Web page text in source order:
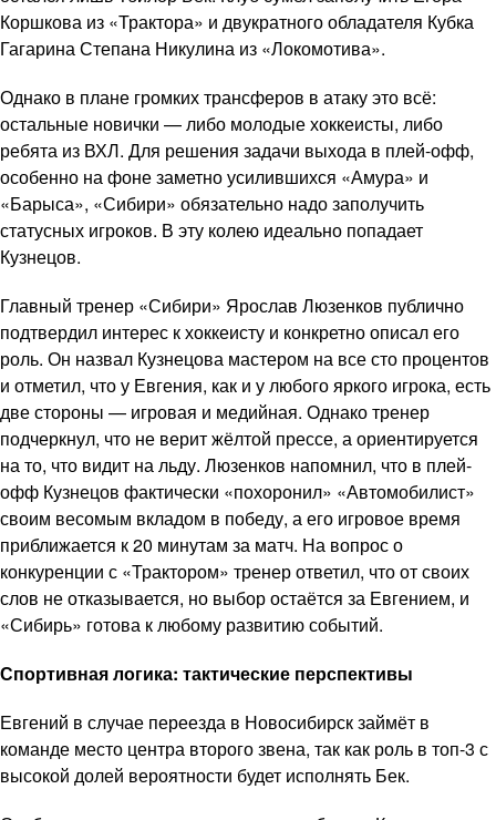
Коршкова из «Трактора» и двукратного обладателя Кубка
Гагарина Степана Никулина из «Локомотива».
Однако в плане громких трансферов в атаку это всё:
остальные новички — либо молодые хоккеисты, либо
ребята из ВХЛ. Для решения задачи выхода в плей-офф,
особенно на фоне заметно усилившихся «Амура» и
«Барыса», «Сибири» обязательно надо заполучить
статусных игроков. В эту колею идеально попадает
Кузнецов.
Главный тренер «Сибири» Ярослав Люзенков публично
подтвердил интерес к хоккеисту и конкретно описал его
роль. Он назвал Кузнецова мастером на все сто процентов
и отметил, что у Евгения, как и у любого яркого игрока, есть
две стороны — игровая и медийная. Однако тренер
подчеркнул, что не верит жёлтой прессе, а ориентируется
на то, что видит на льду. Люзенков напомнил, что в плей-
офф Кузнецов фактически «похоронил» «Автомобилист»
своим весомым вкладом в победу, а его игровое время
приближается к 20 минутам за матч. На вопрос о
конкуренции с «Трактором» тренер ответил, что от своих
слов не отказывается, но выбор остаётся за Евгением, и
«Сибирь» готова к любому развитию событий.
Спортивная логика: тактические перспективы
Евгений в случае переезда в Новосибирск займёт в
команде место центра второго звена, так как роль в топ-3 с
высокой долей вероятности будет исполнять Бек.